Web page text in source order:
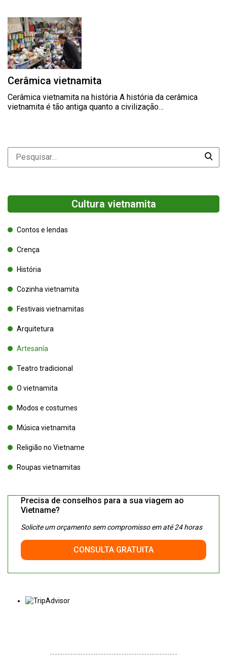
Cerâmica vietnamita
Cerâmica vietnamita na história A história da cerâmica
vietnamita é tão antiga quanto a civilização…
Cultura vietnamita
Contos e lendas
Crença
História
Cozinha vietnamita
Festivais vietnamitas
Arquitetura
Artesanía
Teatro tradicional
O vietnamita
Modos e costumes
Música vietnamita
Religião no Vietname
Roupas vietnamitas
Precisa de conselhos para a sua viagem ao
Vietname?
Solicite um orçamento sem compromisso em até 24 horas
CONSULTA GRATUITA